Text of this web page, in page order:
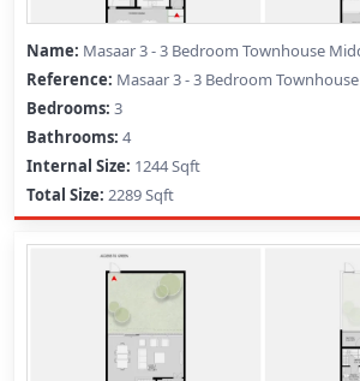
Masaar 3 - 3 Bedroom Townhouse
Masaar 3 - 3 Bedroom
3
4
1244 Sqft
2289 Sqft